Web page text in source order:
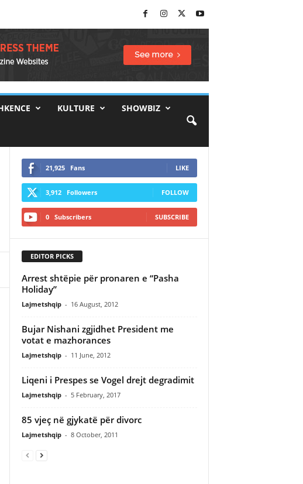
KULTURE SHOWBIZ
21,925 Fans LIKE
3,912 Followers FOLLOW
0 Subscribers SUBSCRIBE
EDITOR PICKS
Arrest shtëpie për pronaren e “Pasha
Holiday”
Lajmetshqip - 16 August, 2012
Bujar Nishani zgjidhet President me
votat e mazhorances
Lajmetshqip - 11 June, 2012
Liqeni i Prespes se Vogel drejt degradimit
Lajmetshqip - 5 February, 2017
85 vjeç në gjykatë për divorc
Lajmetshqip - 8 October, 2011